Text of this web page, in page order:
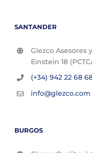
SANTANDER
Glezco Asesores
Einstein 18
(+34) 942 22 68
info@glezco.com
BURGOS